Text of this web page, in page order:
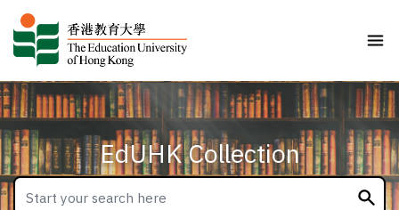
EdUHK Collection